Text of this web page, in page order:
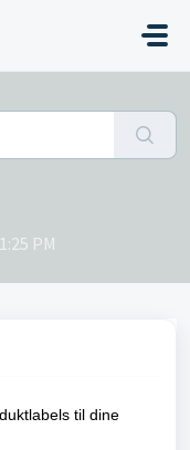
PM
til dine